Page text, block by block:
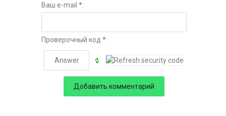
Ваш e-mail *:
Проверочный код *: